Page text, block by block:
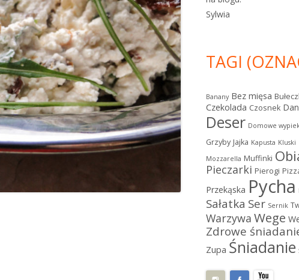
Sylwia
TAGI
Banany Bez mięsa
Czekolada Czosnek
Deser Domowe
Grzyby Jajka Kapusta Kluski
Mozzarella Muffinki
Pieczarki Pierogi
Przekąska Pycha
Sałatka Ser Sernik
Warzywa Wege
Zdrowe
Zupa Śniadanie